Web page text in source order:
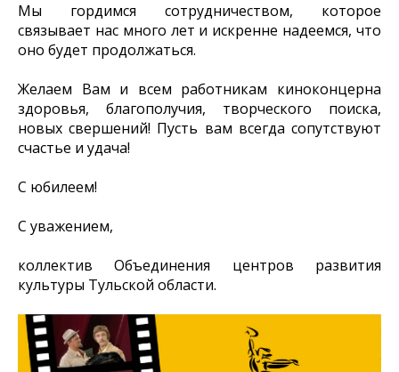
Мы гордимся сотрудничеством, которое
связывает нас много лет и искренне надеемся, что
оно будет продолжаться.
Желаем Вам и всем работникам киноконцерна
здоровья, благополучия, творческого поиска,
новых свершений! Пусть вам всегда сопутствуют
счастье и удача!
С юбилеем!
С уважением,
коллектив Объединения центров развития
культуры Тульской области.